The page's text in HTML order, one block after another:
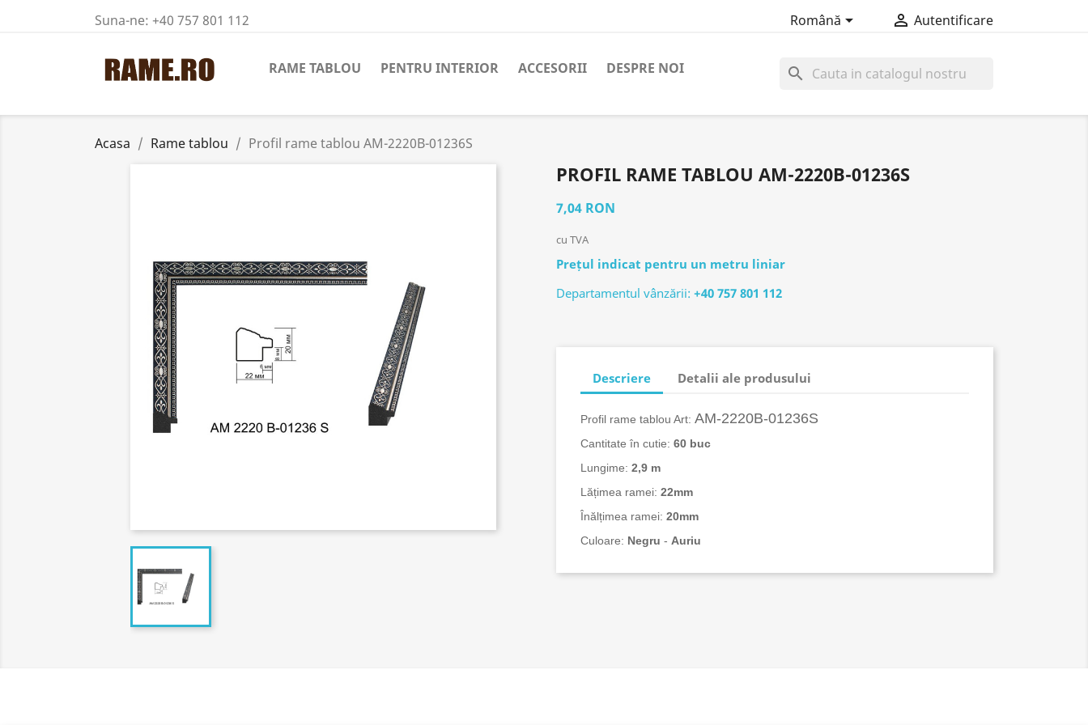
Suna-ne: +40 757 801 112 Română  Autentificare
RAME TABLOU PENTRU INTERIOR ACCESORII DESPRE NOI search
Acasa Rame tablou Profil rame tablou AM-2220B-01236S
PROFIL RAME TABLOU AM-2220B-01236S
7,04 RON
cu TVA
Prețul indicat pentru un metru liniar
Departamentul vânzării: +40 757 801 112
Descriere Detalii ale produsului
Profil rame tablou Art: AM-2220B-01236S
Cantitate în cutie: 60 buc
Lungime: 2,9 m
Lățimea ramei: 22mm
Înălțimea ramei: 20mm
Culoare: Negru - Auriu